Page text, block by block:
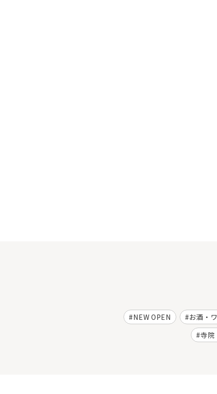
NEW OPEN お酒・
寺院